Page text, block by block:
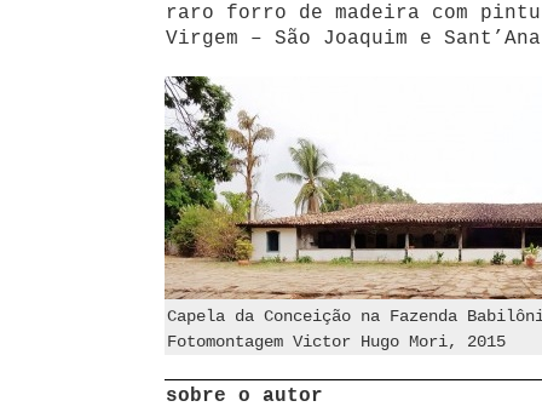
raro forro de madeira com
Virgem – São Joaquim e
Capela da Conceição na Fazenda
Fotomontagem Victor Hugo Mori, 2015
sobre o autor